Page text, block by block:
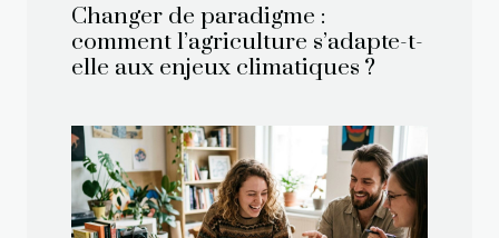
Changer de paradigme :
comment l’agriculture s’adapte-t-
elle aux enjeux climatiques ?